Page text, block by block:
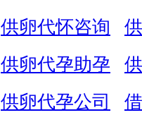
供卵代怀咨询
供卵代孕助孕
供卵代孕公司